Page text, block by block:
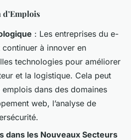
: Les entreprises du e-
à innover en
technologies pour améliorer
et la logistique. Cela peut
dans des domaines
web, l’analyse de
dans les Nouveaux Secteurs